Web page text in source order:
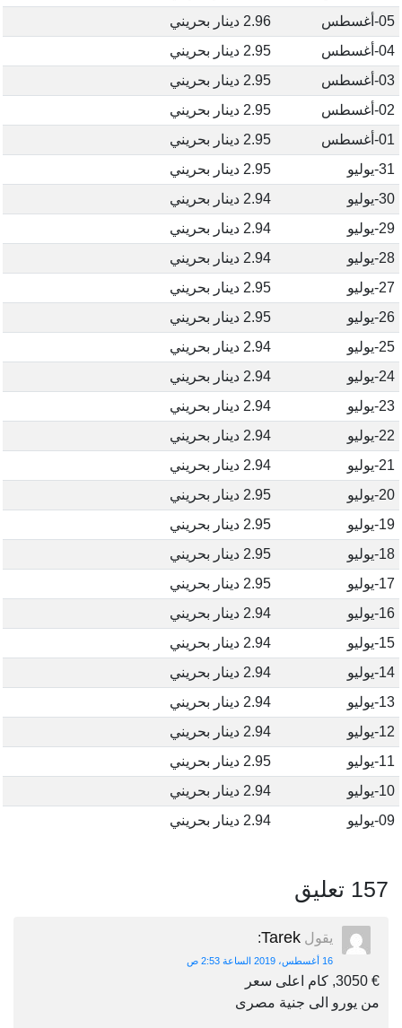
05-أغسطس
2.96 دينار بحريني
04-أغسطس
2.95 دينار بحريني
03-أغسطس
2.95 دينار بحريني
02-أغسطس
2.95 دينار بحريني
01-أغسطس
2.95 دينار بحريني
31-يوليو
2.95 دينار بحريني
30-يوليو
2.94 دينار بحريني
29-يوليو
2.94 دينار بحريني
28-يوليو
2.94 دينار بحريني
27-يوليو
2.95 دينار بحريني
26-يوليو
2.95 دينار بحريني
25-يوليو
2.94 دينار بحريني
24-يوليو
2.94 دينار بحريني
23-يوليو
2.94 دينار بحريني
22-يوليو
2.94 دينار بحريني
21-يوليو
2.94 دينار بحريني
20-يوليو
2.95 دينار بحريني
19-يوليو
2.95 دينار بحريني
18-يوليو
2.95 دينار بحريني
17-يوليو
2.95 دينار بحريني
16-يوليو
2.94 دينار بحريني
15-يوليو
2.94 دينار بحريني
14-يوليو
2.94 دينار بحريني
13-يوليو
2.94 دينار بحريني
12-يوليو
2.94 دينار بحريني
11-يوليو
2.95 دينار بحريني
10-يوليو
2.94 دينار بحريني
09-يوليو
2.94 دينار بحريني
157 تعليق
يقول Tarek
:
16 أغسطس، 2019 الساعة 2:53 ص
€ 3050, كام اعلى سعر
من يورو الى جنية مصرى